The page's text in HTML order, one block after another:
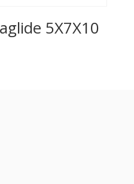
5X7X10